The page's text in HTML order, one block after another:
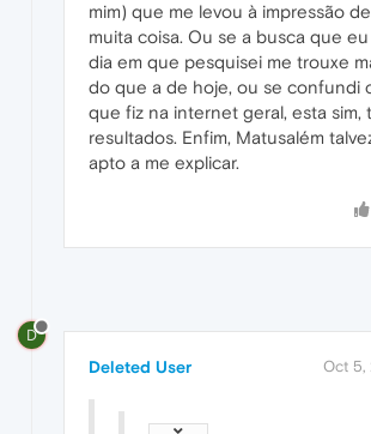
mim) que me levou à impressão
muita coisa. Ou se a busca que
dia em que pesquisei me trouxe
do que a de hoje, ou se confundi
que fiz na internet geral, esta sim,
resultados. Enfim, Matusalém
apto a me explicar.
D
Deleted User Oct 5,